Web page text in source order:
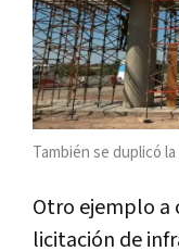
También se duplicó
Otro ejemplo a
licitación de